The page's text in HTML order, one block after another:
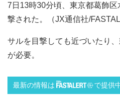
7日13時30分頃、東京都葛飾区
撃された。（JX通信社/
サルを目撃しても近づいたり
が必要。
最新の情報は で提供